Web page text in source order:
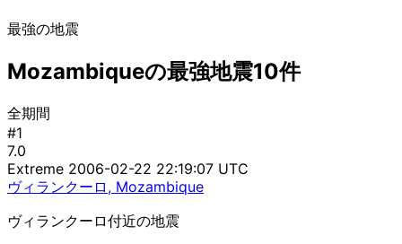
最強の地震
Mozambiqueの最強地震10件
全期間
#1
7.0
Extreme 2006-02-22 22:19:07 UTC
ヴィランクーロ, Mozambique
ヴィランクーロ付近の地震